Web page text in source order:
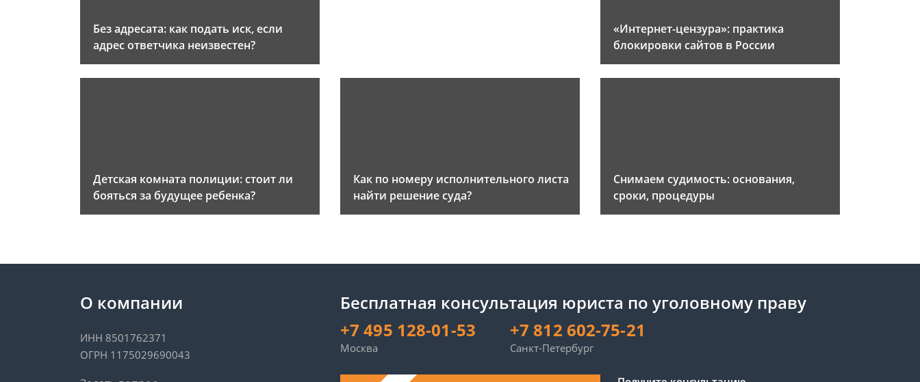
Без адресата: как подать иск, если
адрес ответчика неизвестен?
«Интернет-цензура»: практика
блокировки сайтов в России
Детская комната полиции: стоит ли
бояться за будущее ребенка?
Как по номеру исполнительного листа
найти решение суда?
Снимаем судимость: основания,
сроки, процедуры
О компании
ИНН 8501762371
ОГРН 1175029690043
Бесплатная консультация юриста по уголовному праву
+7 495 128-01-53
Москва
+7 812 602-75-21
Санкт-Петербург